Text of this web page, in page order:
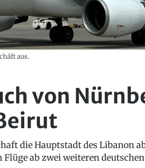
aus.
von
die Hauptstadt des Libanon
ab zwei weiteren